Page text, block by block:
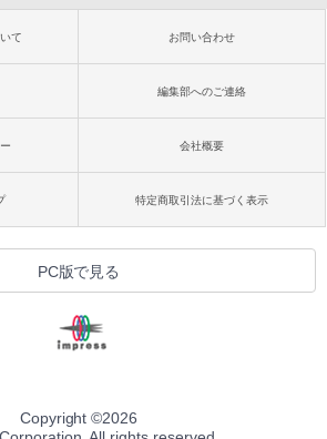
て お問い合わせ
編集部へのご連絡
会社概要
特定商取引法に基づく表示
PC版で見る
Copyright ©2026